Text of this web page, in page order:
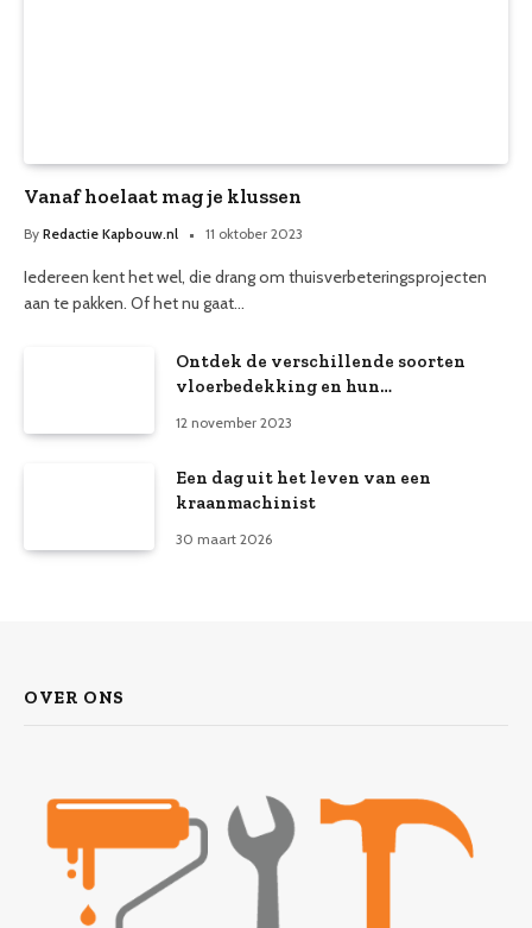
Vanaf hoelaat mag je klussen
By Redactie Kapbouw.nl 11 oktober 2023
Iedereen kent het wel, die drang om thuisverbeteringsprojecten
aan te pakken. Of het nu gaat…
Ontdek de verschillende soorten
vloerbedekking en hun
12 november 2023
Een dag uit het leven van een
kraanmachinist
30 maart 2026
OVER ONS